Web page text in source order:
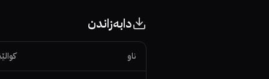
دابەزاندن
ناو